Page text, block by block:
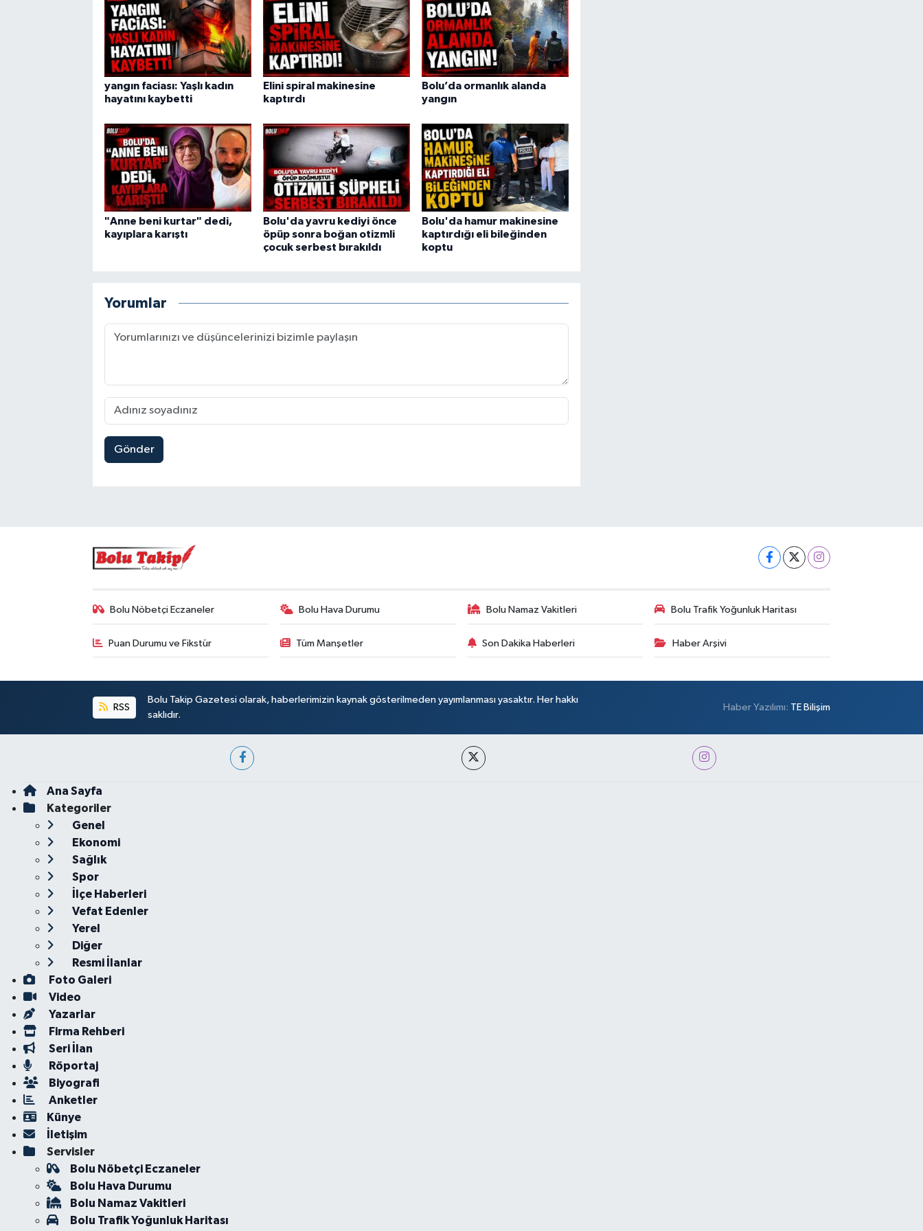
yangın faciası: Yaşlı kadın
hayatını kaybetti
Elini spiral makinesine
kaptırdı
Bolu’da ormanlık alanda
yangın
"Anne beni kurtar" dedi,
kayıplara karıştı
Bolu'da yavru kediyi önce
öpüp sonra boğan otizmli
çocuk serbest bırakıldı
Bolu'da hamur makinesine
kaptırdığı eli bileğinden
koptu
Yorumlar
Gönder
Bolu Nöbetçi Eczaneler Bolu Hava Durumu Bolu Namaz Vakitleri Bolu Trafik Yoğunluk Haritası
Puan Durumu ve Fikstür Tüm Manşetler Son Dakika Haberleri Haber Arşivi
RSS
Bolu Takip Gazetesi olarak, haberlerimizin kaynak gösterilmeden yayımlanması yasaktır. Her hakkı
saklıdır.
Haber Yazılımı: TE Bilişim
Ana Sayfa
Kategoriler
Genel
Ekonomi
Sağlık
Spor
İlçe Haberleri
Vefat Edenler
Yerel
Diğer
Resmi İlanlar
Foto Galeri
Video
Yazarlar
Firma Rehberi
Seri İlan
Röportaj
Biyografi
Anketler
Künye
İletişim
Servisler
Bolu Nöbetçi Eczaneler
Bolu Hava Durumu
Bolu Namaz Vakitleri
Bolu Trafik Yoğunluk Haritası